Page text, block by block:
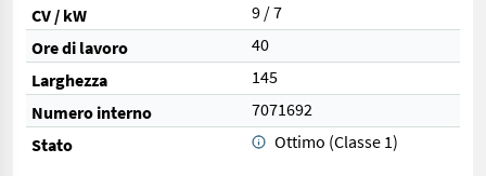
CV / kW
9 / 7
Ore di lavoro
40
Larghezza
145
Numero interno
7071692
Stato
Ottimo (Classe 1)